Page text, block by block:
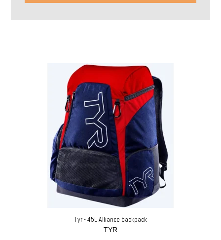
Tyr - 45L Alliance backpack
TYR